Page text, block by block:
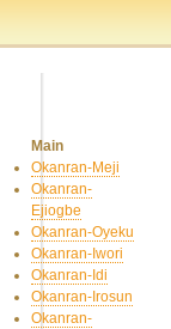
Main
Okanran-Meji
Okanran-
Ejiogbe
Okanran-Oyeku
Okanran-Iwori
Okanran-Idi
Okanran-Irosun
Okanran-